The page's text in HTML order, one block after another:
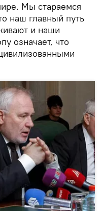
Мы стараемся
наш главный путь
и наши
означает, что